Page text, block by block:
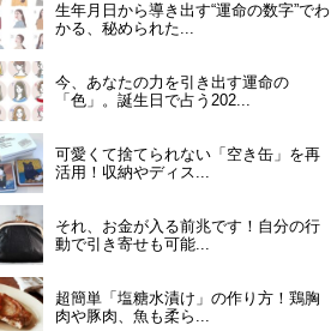
生年月日から導き出す“運命の数字”でわ
かる、秘められた...
今、あなたの力を引き出す運命の
「色」。誕生日で占う202...
可愛くて捨てられない「空き缶」を再
活用！収納やディス...
それ、お金が入る前兆です！自分の行
動で引き寄せも可能...
超簡単「塩糖水漬け」の作り方！鶏胸
肉や豚肉、魚も柔ら...